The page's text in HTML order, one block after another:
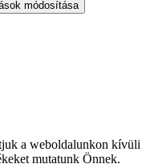
módosítása
a weboldalunkon kívüli
mutatunk Önnek.